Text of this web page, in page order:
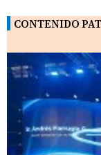
CONTENIDO